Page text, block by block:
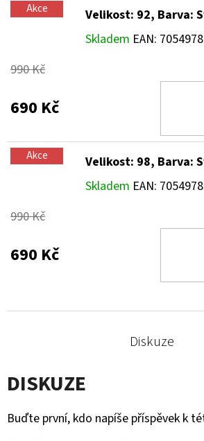
Akce
Velikost: 92, Barva:
Skladem EAN:
990 Kč
690 Kč
Akce
Velikost: 98, Barva:
Skladem EAN:
990 Kč
690 Kč
Diskuze
DISKUZE
Buďte první, kdo napíše příspěvek k